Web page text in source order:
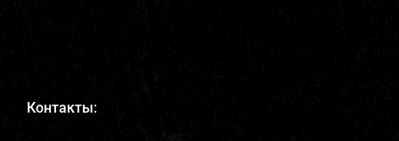
Контакты: